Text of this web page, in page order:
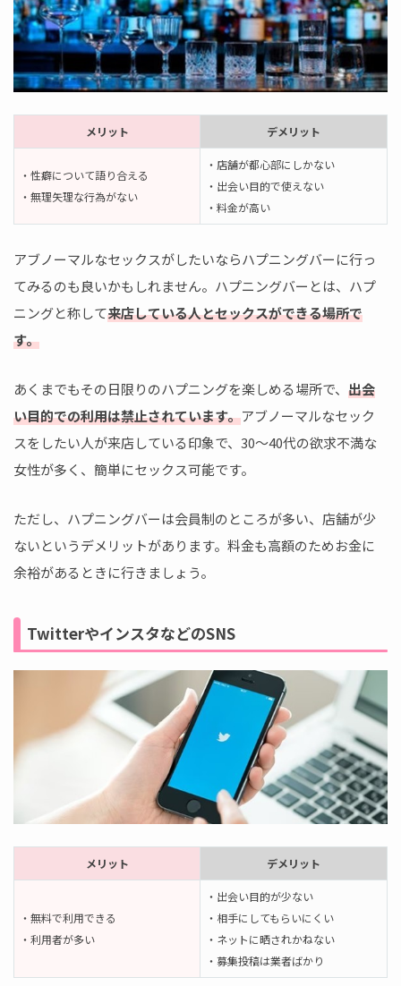
メリット デメリット
・性癖について語り合える
・無理矢理な行為がない
・店舗が都心部にしかない
・出会い目的で使えない
・料金が高い
アブノーマルなセックスがしたいならハプニングバーに行っ
てみるのも良いかもしれません。ハプニングバーとは、ハプ
ニングと称して来店している人とセックスができる場所で
す。
あくまでもその日限りのハプニングを楽しめる場所で、 出会
い目的での利用は禁止されています。アブノーマルなセック
スをしたい人が来店している印象で、30～40代の欲求不満な
女性が多く、簡単にセックス可能です。
ただし、ハプニングバーは会員制のところが多い、店舗が少
ないというデメリットがあります。料金も高額のためお金に
余裕があるときに行きましょう。
TwitterやインスタなどのSNS
メリット デメリット
・無料で利用できる
・利用者が多い
・出会い目的が少ない
・相手にしてもらいにくい
・ネットに晒されかねない
・募集投稿は業者ばかり